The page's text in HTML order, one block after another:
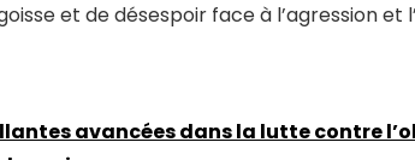
et de désespoir face à l’agression et
avancées dans la lutte contre